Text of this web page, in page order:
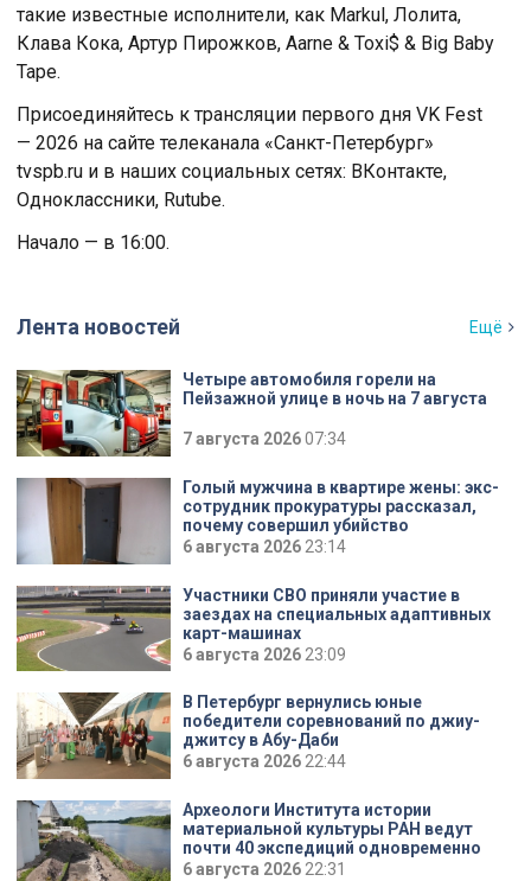
такие известные исполнители, как Markul, Лолита,
Клава Кока, Артур Пирожков, Aarne & Toxi$ & Big Baby
Tape.
Присоединяйтесь к трансляции первого дня VK Fest
— 2026 на сайте телеканала «Санкт-Петербург»
tvspb.ru и в наших социальных сетях: ВКонтакте,
Одноклассники, Rutube.
Начало — в 16:00.
Лента новостей Ещё
Четыре автомобиля горели на
Пейзажной улице в ночь на 7 августа
7 августа 202607:34
Голый мужчина в квартире жены: экс-
сотрудник прокуратуры рассказал,
почему совершил убийство
6 августа 2026 23:14
Участники СВО приняли участие в
заездах на специальных адаптивных
карт-машинах
6 августа 2026 23:09
В Петербург вернулись юные
победители соревнований по джиу-
джитсу в Абу-Даби
6 августа 202622:44
Археологи Института истории
материальной культуры РАН ведут
почти 40 экспедиций одновременно
6 августа 2026 22:31